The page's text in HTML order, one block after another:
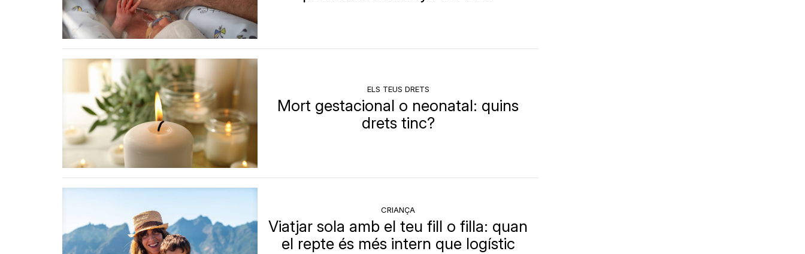
ELS TEUS DRETS
Mort gestacional o neonatal: quins
drets tinc?
CRIANÇA
Viatjar sola amb el teu fill o filla: quan
el repte és més intern que logístic